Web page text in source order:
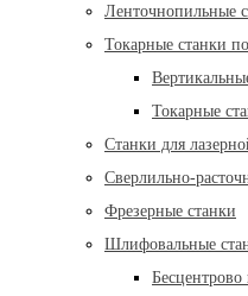
Ленточнопильные
Токарные станки
Токарные
Станки для
Сверлильно-
Фрезерные станки
Шлифовальные